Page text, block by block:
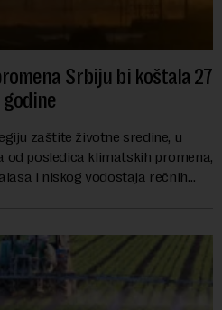
Srbiju bi koštala 27
zaštite životne sredine, u
od posledica klimatskih promena,
i niskog vodostaja rečnih